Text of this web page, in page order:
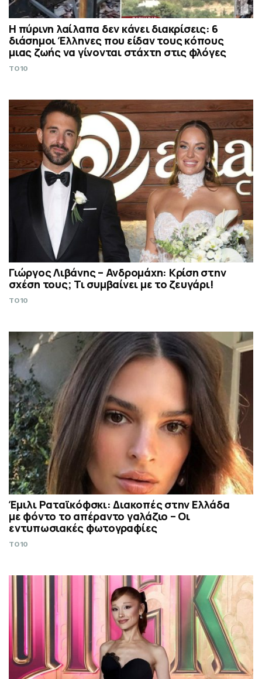
Η πύρινη λαίλαπα δεν κάνει διακρίσεις: 6
διάσημοι Έλληνες που είδαν τους κόπους
μιας ζωής να γίνονται στάχτη στις φλόγες
TO10
Γιώργος Λιβάνης – Ανδρομάχη: Κρίση στην
σχέση τους; Τι συμβαίνει με το ζευγάρι!
TO10
Έμιλι Ραταϊκόφσκι: Διακοπές στην Ελλάδα
με φόντο το απέραντο γαλάζιο – Οι
εντυπωσιακές φωτογραφίες
TO10